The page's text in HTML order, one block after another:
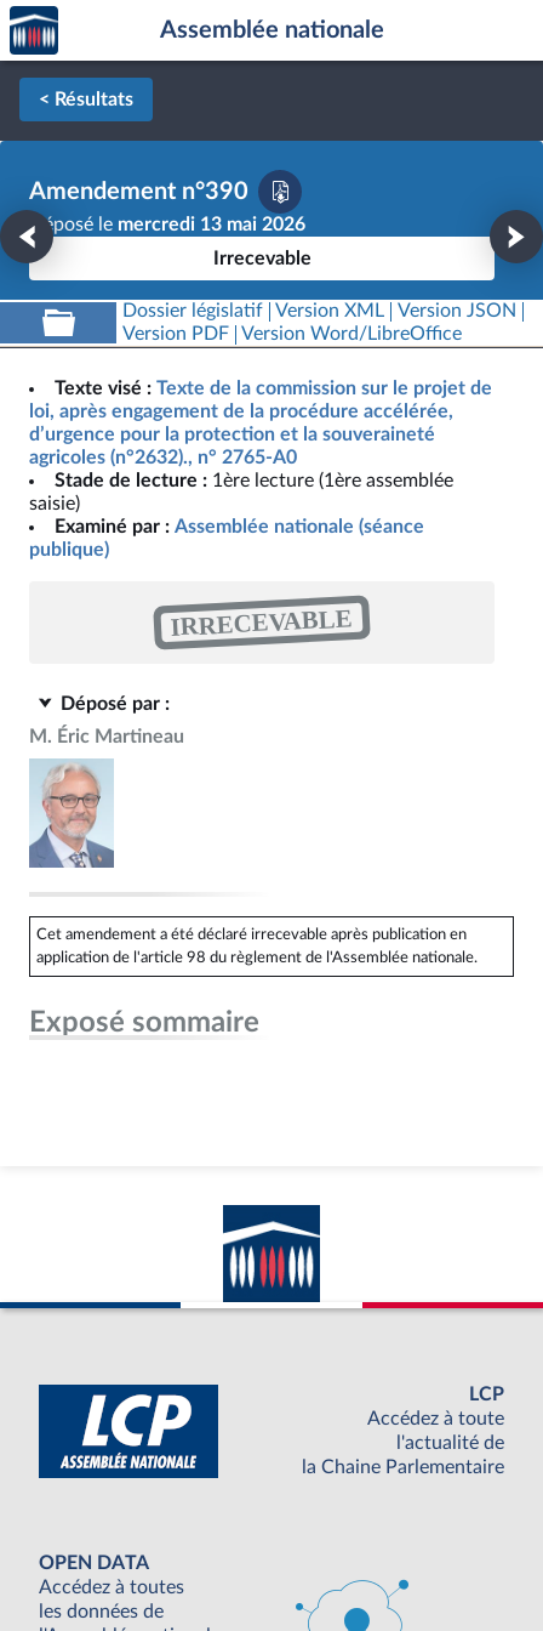
Aller au contenu
Aller en bas de la page
Accèder
à la
page
d'accueil
Assemblée nationale
< Résultats
Amendement n°390
Déposé le mercredi 13 mai 2026
Irrecevable
Dossier législatif Version XML
Version JSON
Version PDF
Version Word/LibreOffice
Texte visé : Texte de la commission sur le projet de
loi, après engagement de la procédure accélérée,
d’urgence pour la protection et la souveraineté
agricoles (n°2632)., n° 2765-A0
Stade de lecture : 1ère lecture (1ère assemblée
saisie)
Examiné par : Assemblée nationale (séance
publique)
IRRECEVABLE
Déposé par :
M. Éric Martineau
Cet amendement a été déclaré irrecevable après publication en
application de l'article 98 du règlement de l'Assemblée nationale.
Exposé sommaire
LCP
Accédez à toute
l'actualité de
la Chaine Parlementaire
OPEN DATA
Accédez à toutes
les données de